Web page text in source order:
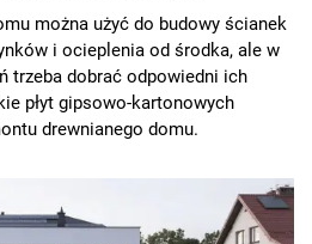
można użyć do budowy ścianek
i ocieplenia od środka, ale w
trzeba dobrać odpowiedni ich
płyt gipsowo-kartonowych
drewnianego domu.